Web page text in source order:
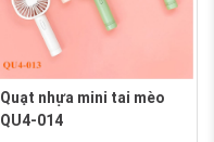
Quạt nhựa mini tai mèo
QU4-014